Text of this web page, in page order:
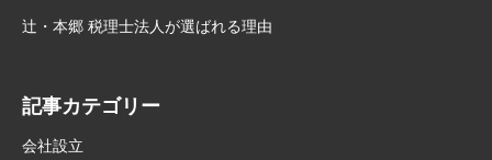
辻・本郷 税理士法人が選ばれる理由
記事カテゴリー
会社設立